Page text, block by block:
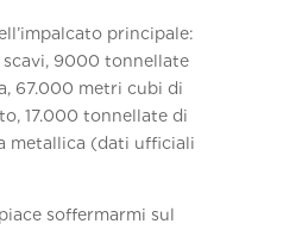
principale:
9000 tonnellate
67.000 metri cubi di
17.000 tonnellate di
metallica (dati ufficiali
soffermarmi sul